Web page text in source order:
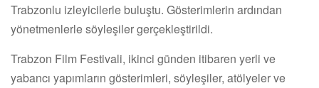
Trabzonlu izleyicilerle buluştu. Gösterimlerin ardından
yönetmenlerle söyleşiler gerçekleştirildi.
Trabzon Film Festivali, ikinci günden itibaren yerli ve
yabancı yapımların gösterimleri, söyleşiler, atölyeler ve